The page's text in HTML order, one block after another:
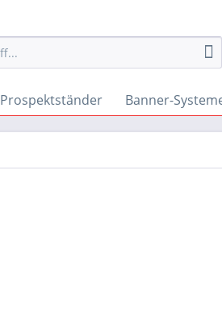
Prospektständer Banner-